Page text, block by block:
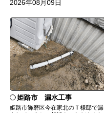
2026年08月09日
姫路市 漏水工事
姫路市飾磨区今在家北のＴ様邸で漏